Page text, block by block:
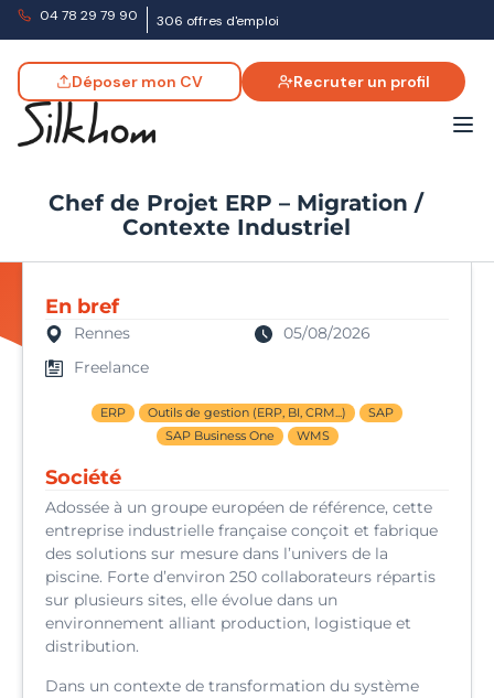
04 78 29 79 90 306 offres d'emploi
Déposer mon CV Recruter un profil
Chef de Projet ERP – Migration /
Contexte Industriel
En bref
Rennes
Freelance
05/08/2026
ERP Outils de gestion (ERP, BI, CRM...)
SAP
SAP Business One
WMS
Société
Adossée à un groupe européen de référence, cette
entreprise industrielle française conçoit et fabrique
des solutions sur mesure dans l’univers de la
piscine. Forte d’environ 250 collaborateurs répartis
sur plusieurs sites, elle évolue dans un
environnement alliant production, logistique et
distribution.
Dans un contexte de transformation du système